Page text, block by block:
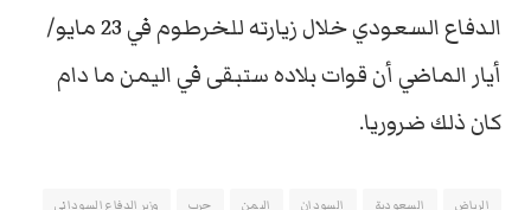
الدفاع السعودي خلال زيارته للخرطوم في 23 مايو/
أيار الماضي أن قوات بلاده ستبقى في اليمن ما دام
كان ذلك ضروريا.
الرياض السعودية السودان اليمن حرب وزير الدفاع السوداني